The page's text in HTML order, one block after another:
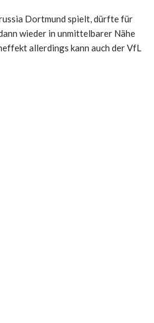
Dortmund spielt, dürfte für
wieder in unmittelbarer Nähe
allerdings kann auch der VfL